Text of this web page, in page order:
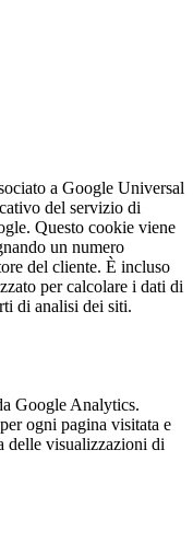
a Google Universal
del servizio di
Questo cookie viene
un numero
del cliente. È incluso
per calcolare i dati di
di analisi dei siti.
Google Analytics.
ogni pagina visitata e
delle visualizzazioni di